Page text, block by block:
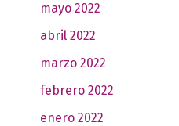
mayo 2022
abril 2022
marzo 2022
febrero 2022
enero 2022